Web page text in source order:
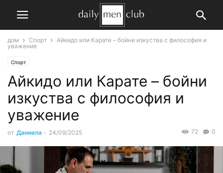
дом Спорт
Айкидо или Карате – бойни изкуства с философия и
уважение
Спорт
Айкидо или Карате – бойни
изкуства с философия и
уважение
от Даниела - 24/09/2025 0
72